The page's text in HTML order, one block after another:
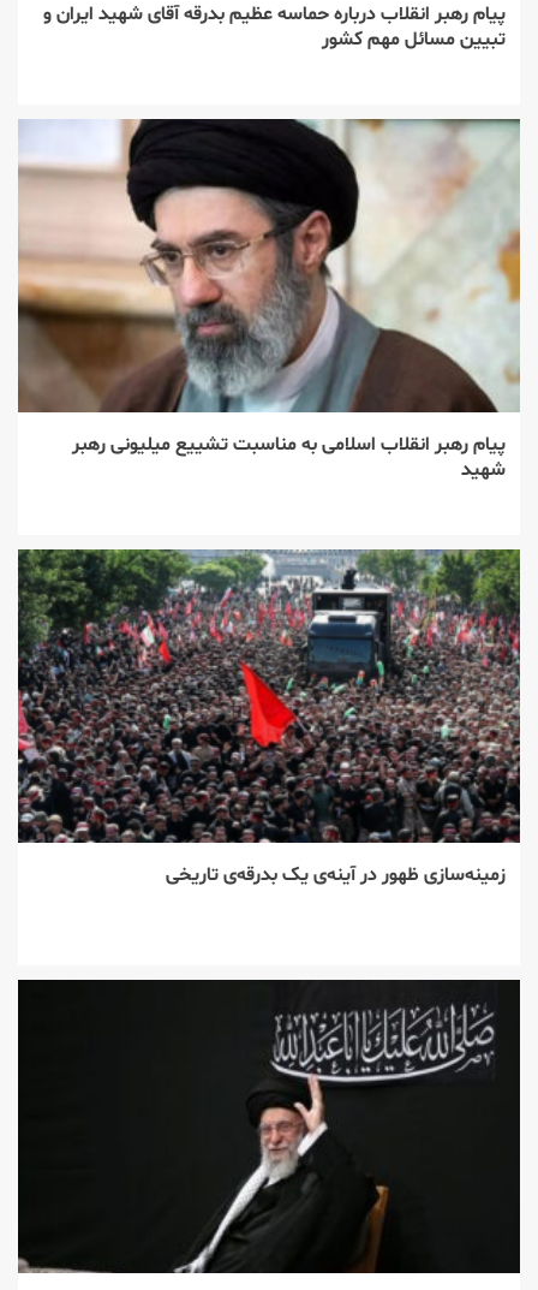
پیام رهبر انقلاب درباره حماسه عظیم بدرقه آقای شهید ایران و
تبیین مسائل مهم کشور
پیام رهبر انقلاب اسلامی به مناسبت تشییع میلیونی رهبر
شهید
زمینه‌سازی ظهور در آینه‌ی یک بدرقه‌ی تاریخی